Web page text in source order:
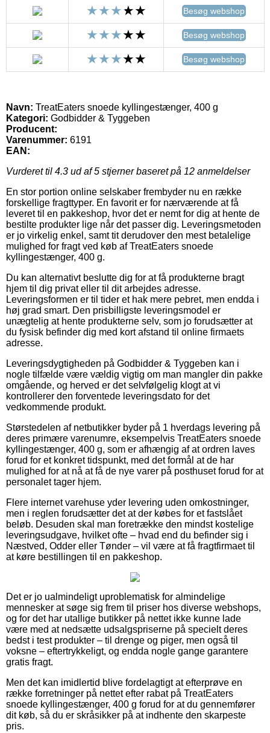
Besøg webshop
Besøg webshop
Besøg webshop
Navn: TreatEaters snoede kyllingestænger, 400 g
Kategori: Godbidder & Tyggeben
Producent:
Varenummer: 6191
EAN:
Vurderet til 4.3 ud af 5 stjerner baseret på 12 anmeldelser
En stor portion online selskaber frembyder nu en række
forskellige fragttyper. En favorit er for nærværende at få
leveret til en pakkeshop, hvor det er nemt for dig at hente de
bestilte produkter lige når det passer dig. Leveringsmetoden
er jo virkelig enkel, samt tit derudover den mest betalelige
mulighed for fragt ved køb af TreatEaters snoede
kyllingestænger, 400 g.
Du kan alternativt beslutte dig for at få produkterne bragt
hjem til dig privat eller til dit arbejdes adresse.
Leveringsformen er til tider et hak mere pebret, men endda i
høj grad smart. Den prisbilligste leveringsmodel er
unægtelig at hente produkterne selv, som jo forudsætter at
du fysisk befinder dig med kort afstand til online firmaets
adresse.
Leveringsdygtigheden på Godbidder & Tyggeben kan i
nogle tilfælde være vældig vigtig om man mangler din pakke
omgående, og herved er det selvfølgelig klogt at vi
kontrollerer den forventede leveringsdato for det
vedkommende produkt.
Størstedelen af netbutikker byder på 1 hverdags levering på
deres primære varenumre, eksempelvis TreatEaters snoede
kyllingestænger, 400 g, som er afhængig af at ordren laves
forud for et konkret tidspunkt, med det formål at de har
mulighed for at nå at få de nye varer på posthuset forud for at
personalet tager hjem.
Flere internet varehuse yder levering uden omkostninger,
men i reglen forudsætter det at der købes for et fastslået
beløb. Desuden skal man foretrække den mindst kostelige
leveringsudgave, hvilket ofte – hvad end du befinder sig i
Næstved, Odder eller Tønder – vil være at få fragtfirmaet til
at køre bestillingen til en pakkeshop.
Det er jo ualmindeligt uproblematisk for almindelige
mennesker at søge sig frem til priser hos diverse webshops,
og for det har utallige butikker på nettet ikke kunne lade
være med at nedsætte udsalgspriserne på specielt deres
bedst i test produkter – til drenge og piger, men også til
voksne – eftertrykkeligt, og endda nogle gange garantere
gratis fragt.
Men det kan imidlertid blive fordelagtigt at efterprøve en
række forretninger på nettet efter rabat på TreatEaters
snoede kyllingestænger, 400 g forud for at du gennemfører
dit køb, så du er skråsikker på at indhente den skarpeste
pris.